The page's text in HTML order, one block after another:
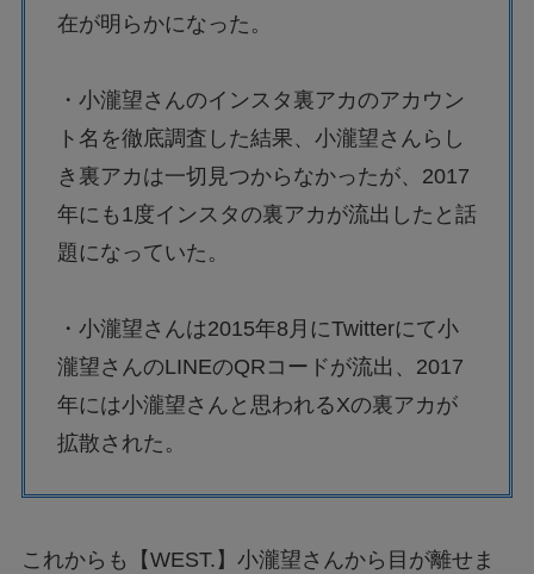
在が明らかになった。
・小瀧望さんのインスタ裏アカのアカウン
ト名を徹底調査した結果、小瀧望さんらし
き裏アカは一切見つからなかったが、2017
年にも1度インスタの裏アカが流出したと話
題になっていた。
・小瀧望さんは2015年8月にTwitterにて小
瀧望さんのLINEのQRコードが流出、2017
年には小瀧望さんと思われるXの裏アカが
拡散された。
これからも【WEST.】小瀧望さんから目が離せま